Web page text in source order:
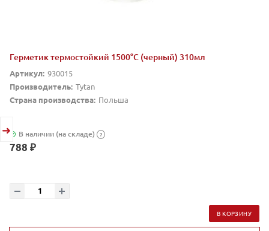
Герметик термостойкий 1500°С (черный) 310мл
Артикул: 930015
Производитель: Tytan
Страна производства: Польша
В наличии (на складе) ?
788 ₽
В КОРЗИНУ